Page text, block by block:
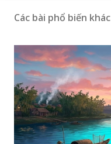
Các bài phổ biến khác